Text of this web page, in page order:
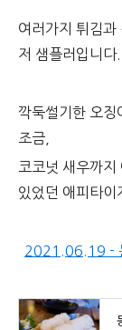
여러가지 튀김과
저 샘플러입니다.
깍둑썰기한 오징
조금,
코코넛 새우까
있었던 애피타이
2021.06.19 -